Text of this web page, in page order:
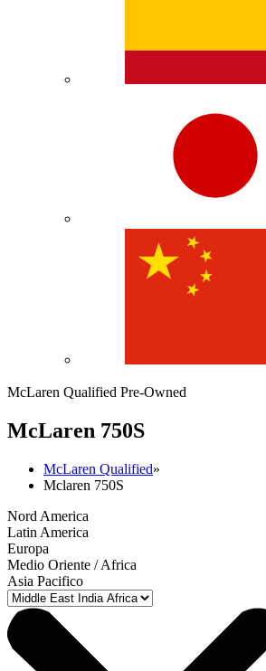
McLaren Qualified Pre-Owned
McLaren 750S
McLaren Qualified»
Mclaren 750S
Nord America
Latin America
Europa
Medio Oriente / Africa
Asia Pacifico